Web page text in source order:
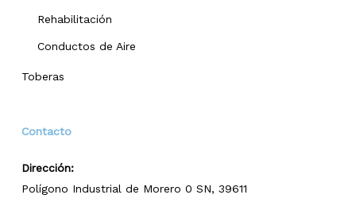
Rehabilitación
Conductos de Aire
Toberas
Contacto
Dirección:
Polígono Industrial de Morero 0 SN, 39611